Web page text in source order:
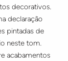
decorativos.
declaração
pintadas de
neste tom.
acabamentos